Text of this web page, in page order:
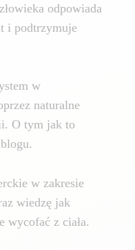
odpowiada
i podtrzymuje
w
naturalne
O tym jak to
w zakresie
wiedzę jak
wycofać z ciała.